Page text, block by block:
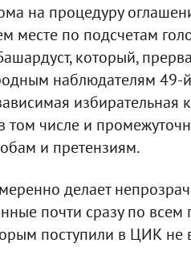
на процедуру
месте по подсчетам
который,
наблюдателям 49-
избирательная
том числе и
и претензиям.
делает
почти сразу по
поступили в ЦИК